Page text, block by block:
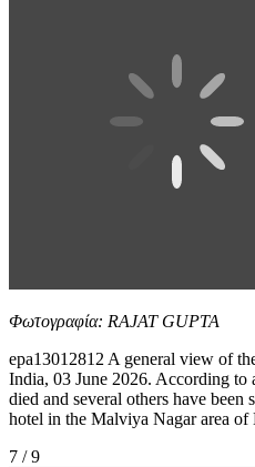
Φωτογραφία: RAJAT GUPTA
epa13012812 A general view of
India, 03 June 2026. According to
died and several others have
hotel in the Malviya Nagar area
7 / 9